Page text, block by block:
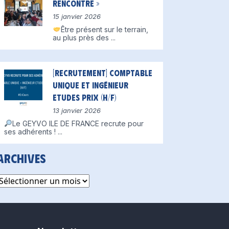
Rencontre »
15 janvier 2026
Être présent sur le terrain,
au plus près des ...
[Recrutement] Comptable
unique et Ingénieur
Etudes Prix (H/F)
13 janvier 2026
Le GEYVO ILE DE FRANCE recrute pour
ses adhérents ! ...